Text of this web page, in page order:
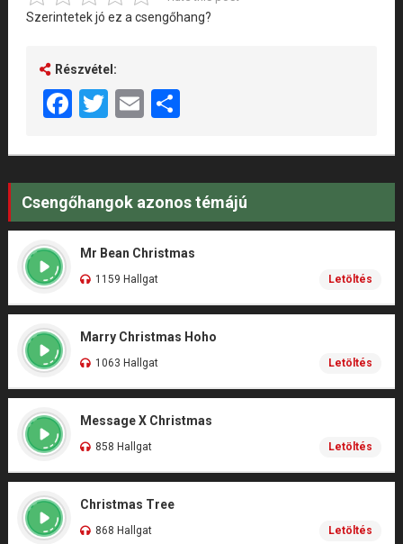
Szerintetek jó ez a csengőhang?
Részvétel:
Facebook
Twitter
EmailShare
Csengőhangok azonos témájú
Mr Bean Christmas
1159 Hallgat Letöltés
Marry Christmas Hoho
1063 Hallgat Letöltés
Message X Christmas
858 Hallgat Letöltés
Christmas Tree
868 Hallgat Letöltés